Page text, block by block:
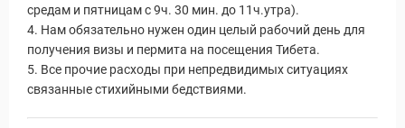
средам и пятницам с 9ч. 30 мин. до 11ч.утра).
4. Нам обязательно нужен один целый рабочий день для
получения визы и пермита на посещения Тибета.
5. Все прочие расходы при непредвидимых ситуациях
связанные стихийными бедствиями.